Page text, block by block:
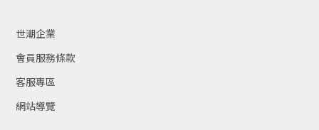
世潮企業
會員服務條款
客服專區
網站導覽